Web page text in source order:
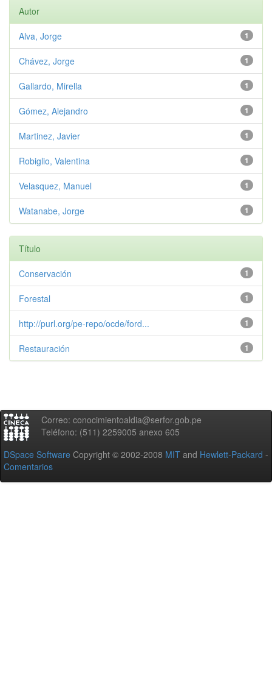
Autor
1
Alva, Jorge
1
Chávez, Jorge
1
Gallardo, Mirella
1
Gómez, Alejandro
1
Martinez, Javier
1
Robiglio, Valentina
1
Velasquez, Manuel
1
Watanabe, Jorge
Título
1
Conservación
1
Forestal
1
http://purl.org/pe-repo/ocde/ford...
1
Restauración
Correo: conocimientoaldia@serfor.gob.pe
Teléfono: (511) 2259005 anexo 605
DSpace Software Copyright © 2002-2008 MIT and Hewlett-Packard -
Comentarios